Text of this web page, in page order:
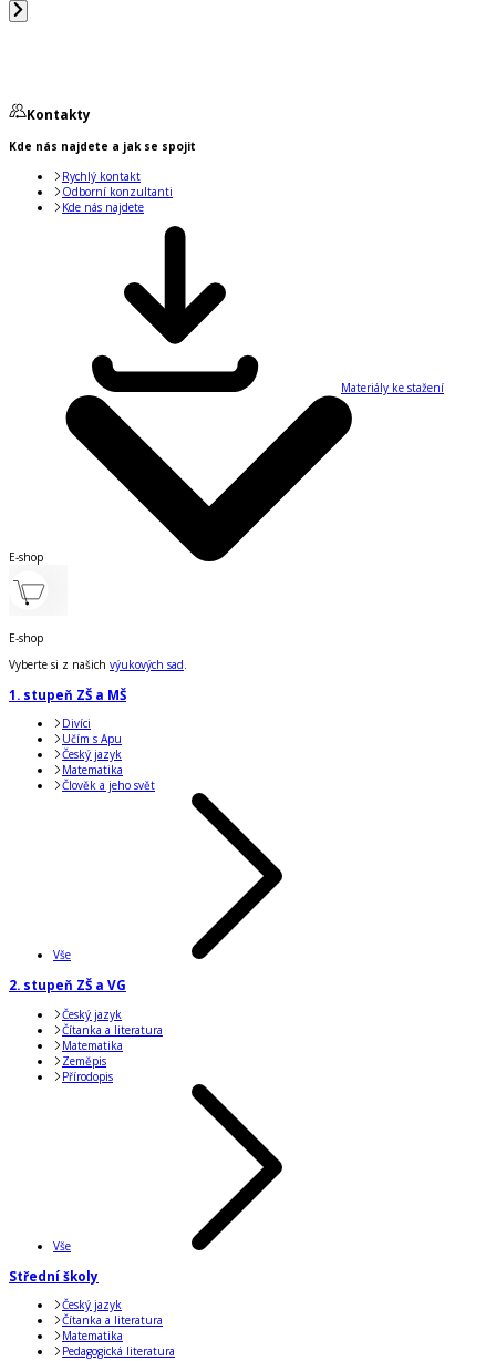
Kontakty
Kde nás najdete a jak se spojit
Rychlý kontakt
Odborní konzultanti
Kde nás najdete
Materiály ke stažení
E-shop
E-shop
Vyberte si z našich výukových sad.
1. stupeň ZŠ a MŠ
Divíci
Učím s Apu
Český jazyk
Matematika
Člověk a jeho svět
Vše
2. stupeň ZŠ a VG
Český jazyk
Čítanka a literatura
Matematika
Zeměpis
Přírodopis
Vše
Střední školy
Český jazyk
Čítanka a literatura
Matematika
Pedagogická literatura